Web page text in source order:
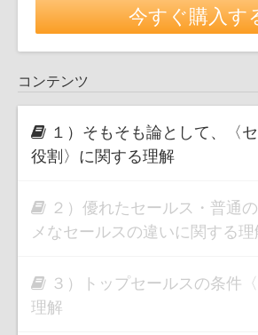
今すぐ購入す
コンテンツ
１）そもそも論として、〈
役割〉に関する理解
２）優れたセールス・普通
メなセールスの違いに関する理
３）トップセールスの条件
理解